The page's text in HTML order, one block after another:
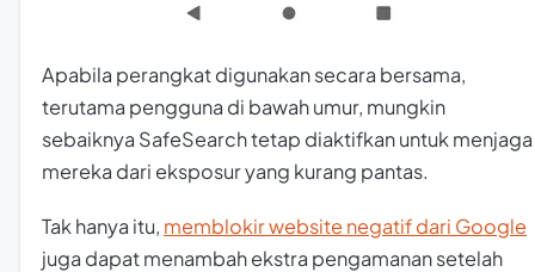
Apabila perangkat digunakan secara bersama,
terutama pengguna di bawah umur, mungkin
sebaiknya SafeSearch tetap diaktifkan untuk menjaga
mereka dari eksposur yang kurang pantas.
Tak hanya itu, memblokir website negatif dari Google
juga dapat menambah ekstra pengamanan setelah